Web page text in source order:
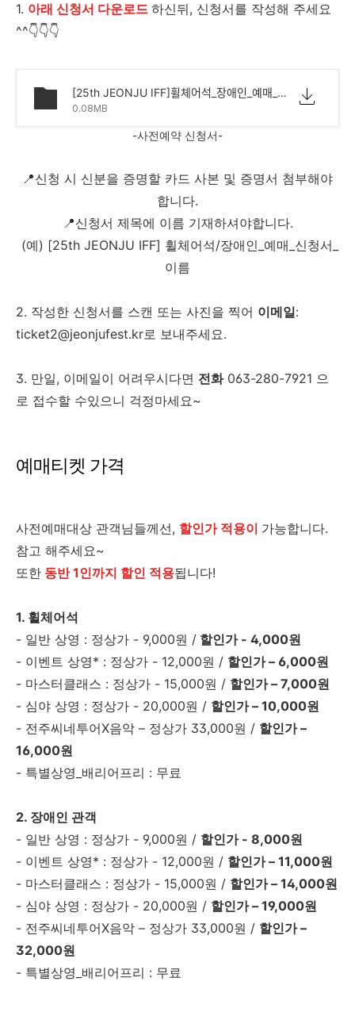
1. 아래 신청서 다운로드 하신뒤, 신청서를 작성해 주세요
^^👇👇👇
[25th JEONJU IFF]휠체어석_장애인_예매_신청서_이름.hwp
0.08MB
-사전예약 신청서-
📍신청 시 신분을 증명할 카드 사본 및 증명서 첨부해야
합니다.
📍신청서 제목에 이름 기재하셔야합니다.
(예) [25th JEONJU IFF] 휠체어석/장애인_예매_신청서_
이름
2. 작성한 신청서를 스캔 또는 사진을 찍어 이메일:
ticket2@jeonjufest.kr로 보내주세요.
3. 만일, 이메일이 어려우시다면 전화063-280-7921 으
로 접수할 수있으니 걱정마세요~
예매티켓 가격
사전예매대상 관객님들께선, 할인가 적용이 가능합니다.
참고 해주세요~
또한 동반1인까지 할인 적용됩니다!
1. 휠체어석
- 일반 상영 : 정상가 - 9,000원 / 할인가 - 4,000원
- 이벤트 상영* : 정상가 - 12,000원 / 할인가 – 6,000원
- 마스터클래스 : 정상가 - 15,000원 / 할인가 – 7,000원
- 심야 상영 : 정상가 - 20,000원 / 할인가 – 10,000원
- 전주씨네투어X음악 – 정상가 33,000원 / 할인가 –
16,000원
- 특별상영_배리어프리 : 무료
2. 장애인 관객
- 일반 상영 : 정상가 - 9,000원 / 할인가 - 8,000원
- 이벤트 상영* : 정상가 - 12,000원 / 할인가 – 11,000원
- 마스터클래스 : 정상가 - 15,000원 / 할인가 – 14,000원
- 심야 상영 : 정상가 - 20,000원 / 할인가 – 19,000원
- 전주씨네투어X음악 – 정상가 33,000원 / 할인가 –
32,000원
- 특별상영_배리어프리 : 무료